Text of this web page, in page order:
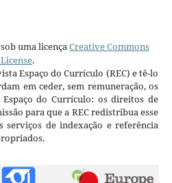
uma licençaCreative Commons
.
Espaço do Currículo (REC) e tê-lo
em ceder, sem remuneração, os
do Currículo: os direitos de
para que a REC redistribua esse
serviços de indexação e referência